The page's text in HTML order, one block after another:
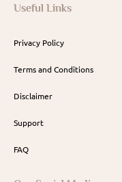
Useful Links
Privacy Policy
Terms and Conditions
Disclaimer
Support
FAQ